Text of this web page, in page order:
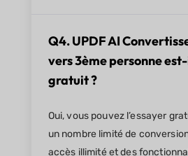
Q4. UPDF AI
vers 3ème personne
gratuit ?
Oui, vous pouvez l’essayer
un nombre limité de
accès illimité et des